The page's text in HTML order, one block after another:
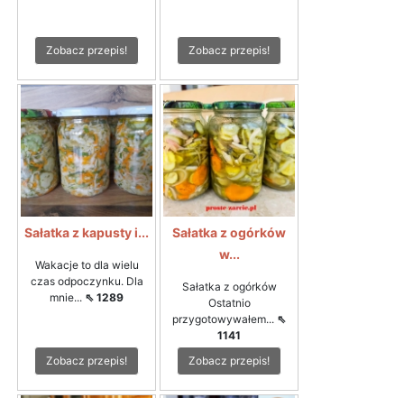
Zobacz przepis! Zobacz przepis!
Sałatka z kapusty i...
Wakacje to dla wielu
czas odpoczynku. Dla
mnie... ⇖ 1289
Zobacz przepis!
Sałatka z ogórków
w...
Sałatka z ogórków
Ostatnio
przygotowywałem... ⇖
1141
Zobacz przepis!